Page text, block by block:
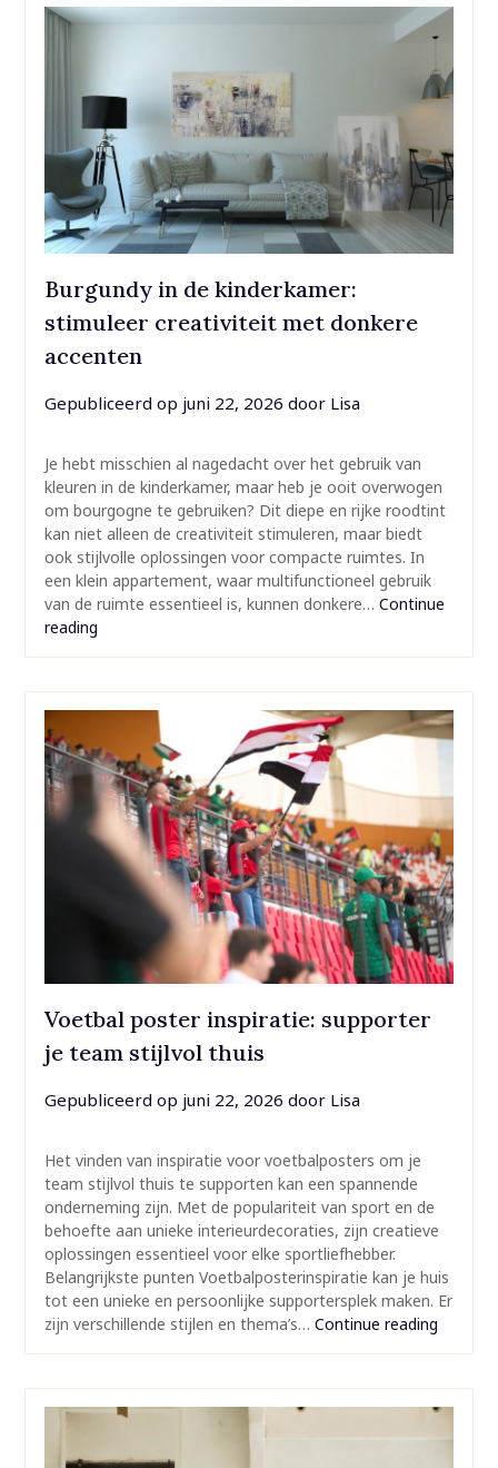
Burgundy in de kinderkamer:
stimuleer creativiteit met donkere
accenten
Gepubliceerd op juni 22, 2026 door Lisa
Je hebt misschien al nagedacht over het gebruik van
kleuren in de kinderkamer, maar heb je ooit overwogen
om bourgogne te gebruiken? Dit diepe en rijke roodtint
kan niet alleen de creativiteit stimuleren, maar biedt
ook stijlvolle oplossingen voor compacte ruimtes. In
een klein appartement, waar multifunctioneel gebruik
van de ruimte essentieel is, kunnen donkere… Continue
reading
Voetbal poster inspiratie: supporter
je team stijlvol thuis
Gepubliceerd op juni 22, 2026 door Lisa
Het vinden van inspiratie voor voetbalposters om je
team stijlvol thuis te supporten kan een spannende
onderneming zijn. Met de populariteit van sport en de
behoefte aan unieke interieurdecoraties, zijn creatieve
oplossingen essentieel voor elke sportliefhebber.
Belangrijkste punten Voetbalposterinspiratie kan je huis
tot een unieke en persoonlijke supportersplek maken. Er
zijn verschillende stijlen en thema’s… Continue reading